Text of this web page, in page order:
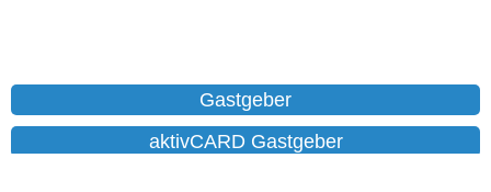
Gastgeber
aktivCARD Gastgeber